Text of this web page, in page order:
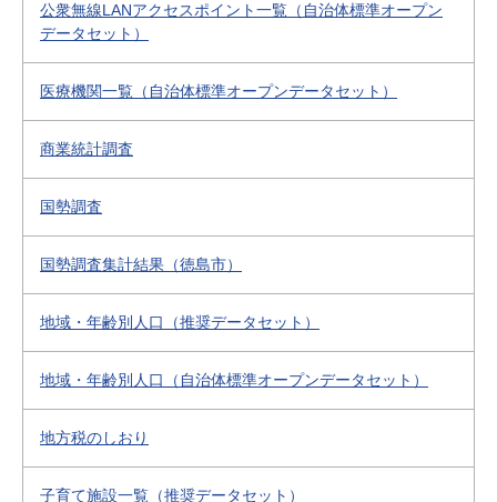
公衆無線LANアクセスポイント一覧（自治体標準オープン
データセット）
医療機関一覧（自治体標準オープンデータセット）
商業統計調査
国勢調査
国勢調査集計結果（徳島市）
地域・年齢別人口（推奨データセット）
地域・年齢別人口（自治体標準オープンデータセット）
地方税のしおり
子育て施設一覧（推奨データセット）